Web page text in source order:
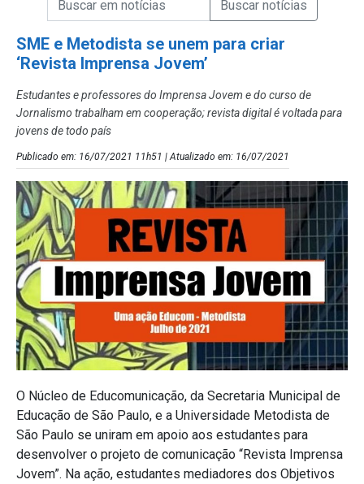
SME e Metodista se unem para criar
‘Revista Imprensa Jovem’
Estudantes e professores do Imprensa Jovem e do curso de
Jornalismo trabalham em cooperação; revista digital é voltada para
jovens de todo país
Publicado em: 16/07/2021 11h51 | Atualizado em: 16/07/2021
O Núcleo de Educomunicação, da Secretaria Municipal de
Educação de São Paulo, e a Universidade Metodista de
São Paulo se uniram em apoio aos estudantes para
desenvolver o projeto de comunicação “Revista Imprensa
Jovem”. Na ação, estudantes mediadores dos Objetivos